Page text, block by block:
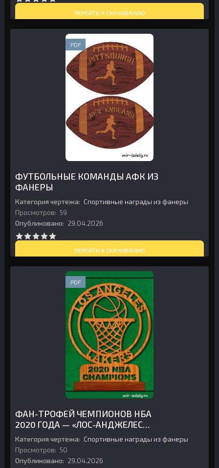
ПЕРЕЙТИ К СКАЧИВАНИЮ
PDF
ФУТБОЛЬНЫЕ КОМАНДЫ АФК ИЗ
ФАНЕРЫ
Категория чертежа: Спортивные награды из фанеры
Просмотров: 59
Опубликовано: 29.04.2026
ПЕРЕЙТИ К СКАЧИВАНИЮ
PDF
ФАН-ТРОФЕЙ ЧЕМПИОНОВ НБА
2020 ГОДА — «ЛОС-АНДЖЕЛЕС
ЛЕЙКЕРС» ИЗ ФАНЕРЫ
Категория чертежа: Спортивные награды из фанеры
Просмотров: 50
Опубликовано: 29.04.2026